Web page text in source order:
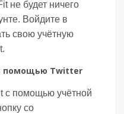
не будет ничего
Войдите в
свою учётную
помощью Twitter
с помощью учётной
со